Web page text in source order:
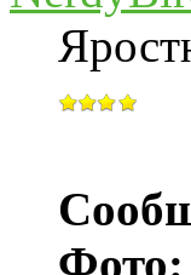
Фото: